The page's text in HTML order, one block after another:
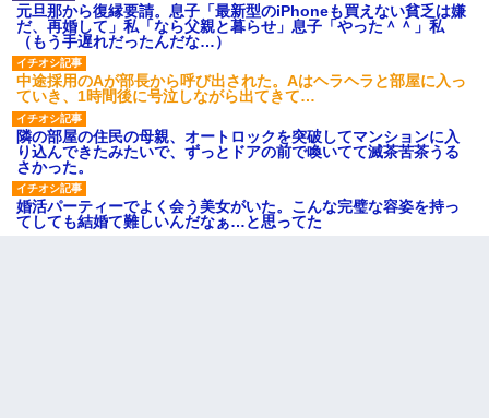
元旦那から復縁要請。息子「最新型のiPhoneも買えない貧乏は嫌
だ、再婚して」私「なら父親と暮らせ」息子「やった＾＾」私
（もう手遅れだったんだな…）
中途採用のAが部長から呼び出された。Aはヘラヘラと部屋に入っ
ていき、1時間後に号泣しながら出てきて…
隣の部屋の住民の母親、オートロックを突破してマンションに入
り込んできたみたいで、ずっとドアの前で喚いてて滅茶苦茶うる
さかった。
婚活パーティーでよく会う美女がいた。こんな完璧な容姿を持っ
てしても結婚て難しいんだなぁ…と思ってた